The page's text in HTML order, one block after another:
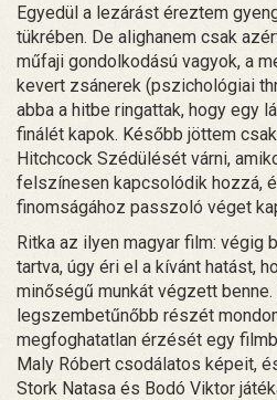
Egyedül a lezárást éreztem
tükrében. De alighanem csak
műfaji gondolkodású vagyok, a
kevert zsánerek (pszichológiai
abba a hitbe ringattak, hogy egy
finálét kapok. Később jöttem
Hitchcock Szédülését várni,
felszínesen kapcsolódik hozzá,
finomságához passzoló véget
Ritka az ilyen magyar film: végig
tartva, úgy éri el a kívánt hatást,
minőségű munkát végzett
legszembetűnőbb részét
megfoghatatlan érzését egy
Maly Róbert csodálatos képeit,
Stork Natasa és Bodó Viktor